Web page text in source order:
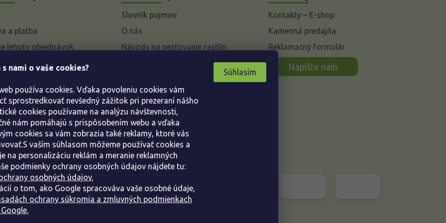
nami o vaše cookies?
používa cookies. Vďaka povoleniu cookies vám
sprostredkovať nevšedný zážitok pri prezeraní nášho
cookies používame na analýzu návštevnosti,
nám pomáhajú s prispôsobením webu a vďaka
cookies sa vám zobrazia také reklamy, ktoré vás
vaším súhlasom môžeme používať cookies a
na personalizáciu reklám a meranie reklamných
podmienky ochrany osobných údajov nájdete tu:
osobných údajov.
o tom, ako Google spracováva vaše osobné údaje,
ochrany súkromia a zmluvných podmienkach
Súhlasím
a platba
lehoty objednávok
k parametrom a
rastlín
od kúpnej zmluvy
o ochrane osobných
podmienky
Slovník pojmov
O nás
Návody na pestovanie rastlín
Kontakty – E-shop
Kamenná predajňa
Reklamačný formulár
Napíšte nám